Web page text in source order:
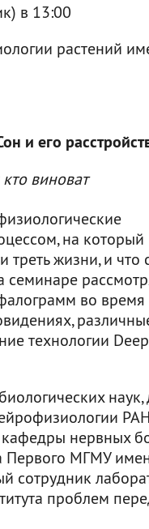
в 13:00
растений
и его
виноват
на который
треть жизни, и что
семинаре
во время
технологии Deep
кафедры нервных
Первого МГМУ
сотрудник
проблем